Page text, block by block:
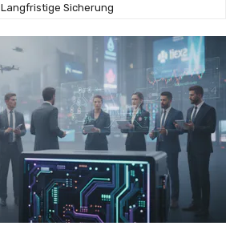
Langfristige Sicherung